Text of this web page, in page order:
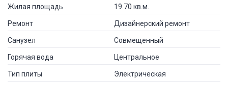
Жилая площадь 19.70 кв.м.
Ремонт Дизайнерский ремонт
Санузел Совмещенный
Горячая вода Центральное
Тип плиты Электрическая